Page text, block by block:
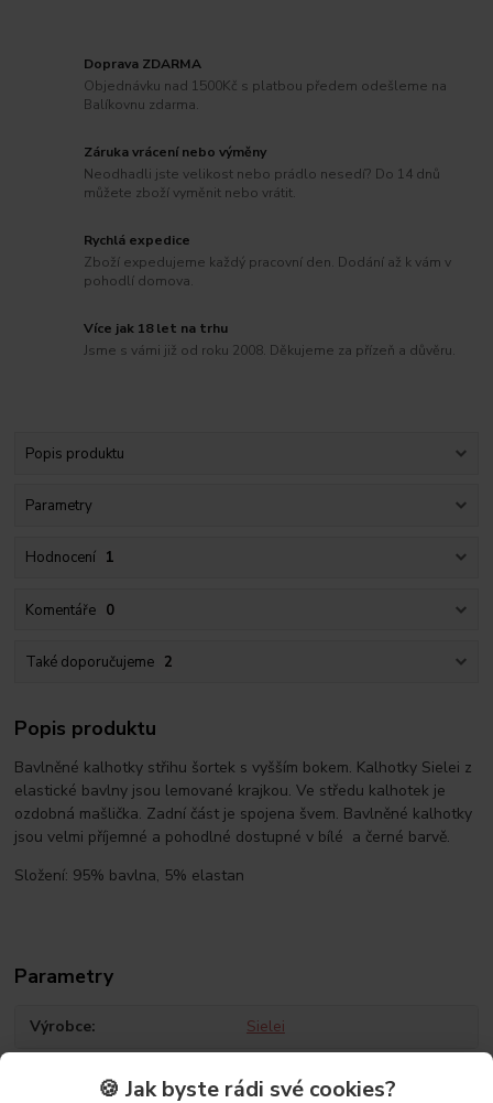
Doprava ZDARMA
Objednávku nad 1500Kč s platbou předem odešleme na
Balíkovnu zdarma.
Záruka vrácení nebo výměny
Neodhadli jste velikost nebo prádlo nesedí? Do 14 dnů
můžete zboží vyměnit nebo vrátit.
Rychlá expedice
Zboží expedujeme každý pracovní den. Dodání až k vám v
pohodlí domova.
Více jak 18 let na trhu
Jsme s vámi již od roku 2008. Děkujeme za přízeň a důvěru.
Popis produktu
Parametry
Hodnocení 1
Komentáře 0
Také doporučujeme 2
Popis produktu
Bavlněné kalhotky střihu šortek s vyšším bokem. Kalhotky Sielei z
elastické bavlny jsou lemované krajkou. Ve středu kalhotek je
ozdobná mašlička. Zadní část je spojena švem. Bavlněné kalhotky
jsou velmi příjemné a pohodlné dostupné v bílé a černé barvě.
Složení: 95% bavlna, 5% elastan
Parametry
Výrobce Sielei
🍪 Jak byste rádi své cookies?